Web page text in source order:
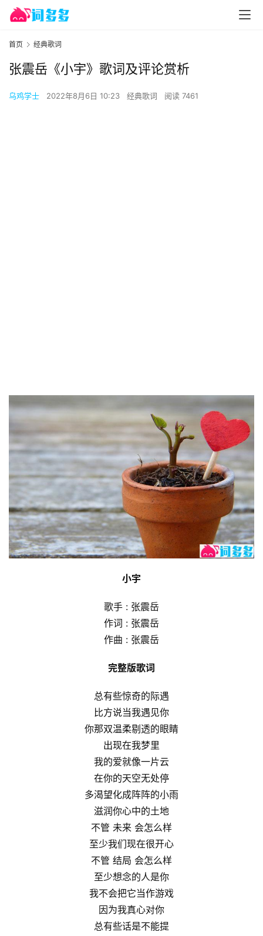
首页 经典歌词
张震岳《小宇》歌词及评论赏析
乌鸡学士 2022年8月6日 10:23 经典歌词 阅读 7461
小宇
歌手 : 张震岳
作词 : 张震岳
作曲 : 张震岳
完整版歌词
总有些惊奇的际遇
比方说当我遇见你
你那双温柔剔透的眼睛
出现在我梦里
我的爱就像一片云
在你的天空无处停
多渴望化成阵阵的小雨
滋润你心中的土地
不管 未来 会怎么样
至少我们现在很开心
不管 结局 会怎么样
至少想念的人是你
我不会把它当作游戏
因为我真心对你
总有些话是不能提